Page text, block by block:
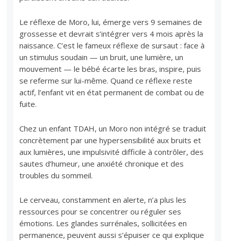
Le réflexe de Moro, lui, émerge vers 9 semaines de
grossesse et devrait s’intégrer vers 4 mois après la
naissance. C’est le fameux réflexe de sursaut : face à
un stimulus soudain — un bruit, une lumière, un
mouvement — le bébé écarte les bras, inspire, puis
se referme sur lui-même. Quand ce réflexe reste
actif, l’enfant vit en état permanent de combat ou de
fuite.
Chez un enfant TDAH, un Moro non intégré se traduit
concrètement par une hypersensibilité aux bruits et
aux lumières, une impulsivité difficile à contrôler, des
sautes d’humeur, une anxiété chronique et des
troubles du sommeil.
Le cerveau, constamment en alerte, n’a plus les
ressources pour se concentrer ou réguler ses
émotions. Les glandes surrénales, sollicitées en
permanence, peuvent aussi s’épuiser ce qui explique